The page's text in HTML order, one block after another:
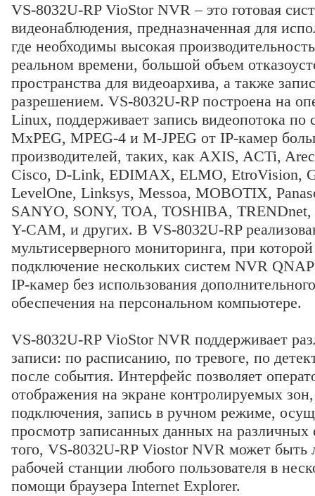
VS-8032U-RP VioStor NVR – это готовая
видеонаблюдения, предназначенная для
где необходимы высокая
реальном времени, большой объем
пространства для видеоархива, а также
разрешением. VS-8032U-RP построена на
Linux, поддерживает запись видеопотока по
MxPEG, MPEG-4 и M-JPEG от IP-камер
производителей, таких, как AXIS, ACTi,
Cisco, D-Link, EDIMAX, ELMO, EtroVision,
LevelOne, Linksys, Messoa, MOBOTIX,
SANYO, SONY, TOA, TOSHIBA,
Y-CAM, и других. В VS-8032U-RP
мультисерверного мониторинга, при
подключение нескольких систем NVR
IP-камер без использования
обеспечения на персональном компьютере.
VS-8032U-RP VioStor NVR поддерживает
записи: по расписанию, по тревоге, по
после события. Интерфейс позволяет
отображения на экране контролируемых
подключения, запись в ручном режиме,
просмотр записанных данных на различных
того, VS-8032U-RP Viostor NVR может быть
рабочей станции любого пользователя в
помощи браузера Internet Explorer.